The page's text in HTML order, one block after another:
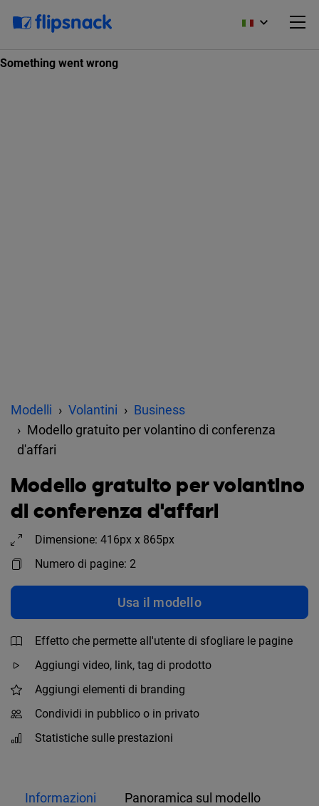
Modelli Volantini
Business
Modello gratuito per volantino di conferenza
d'affari
Modello gratuito per volantino
di conferenza d'affari
Dimensione: 416px x 865px
Numero di pagine: 2
Usa il modello
Effetto che permette all'utente di sfogliare le pagine
Aggiungi video, link, tag di prodotto
Aggiungi elementi di branding
Condividi in pubblico o in privato
Statistiche sulle prestazioni
Informazioni Panoramica sul modello